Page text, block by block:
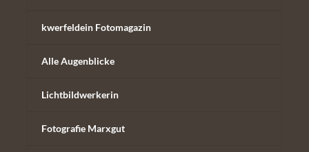
kwerfeldein Fotomagazin
Alle Augenblicke
Lichtbildwerkerin
Fotografie Marxgut